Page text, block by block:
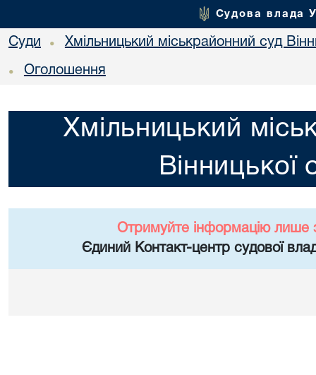
Судова влада
Суди • Хмільницький міськрайонний суд
• Оголошення
Хмільницький
Вінницької
Отримуйте інформацію лише
Єдиний Контакт-центр судової